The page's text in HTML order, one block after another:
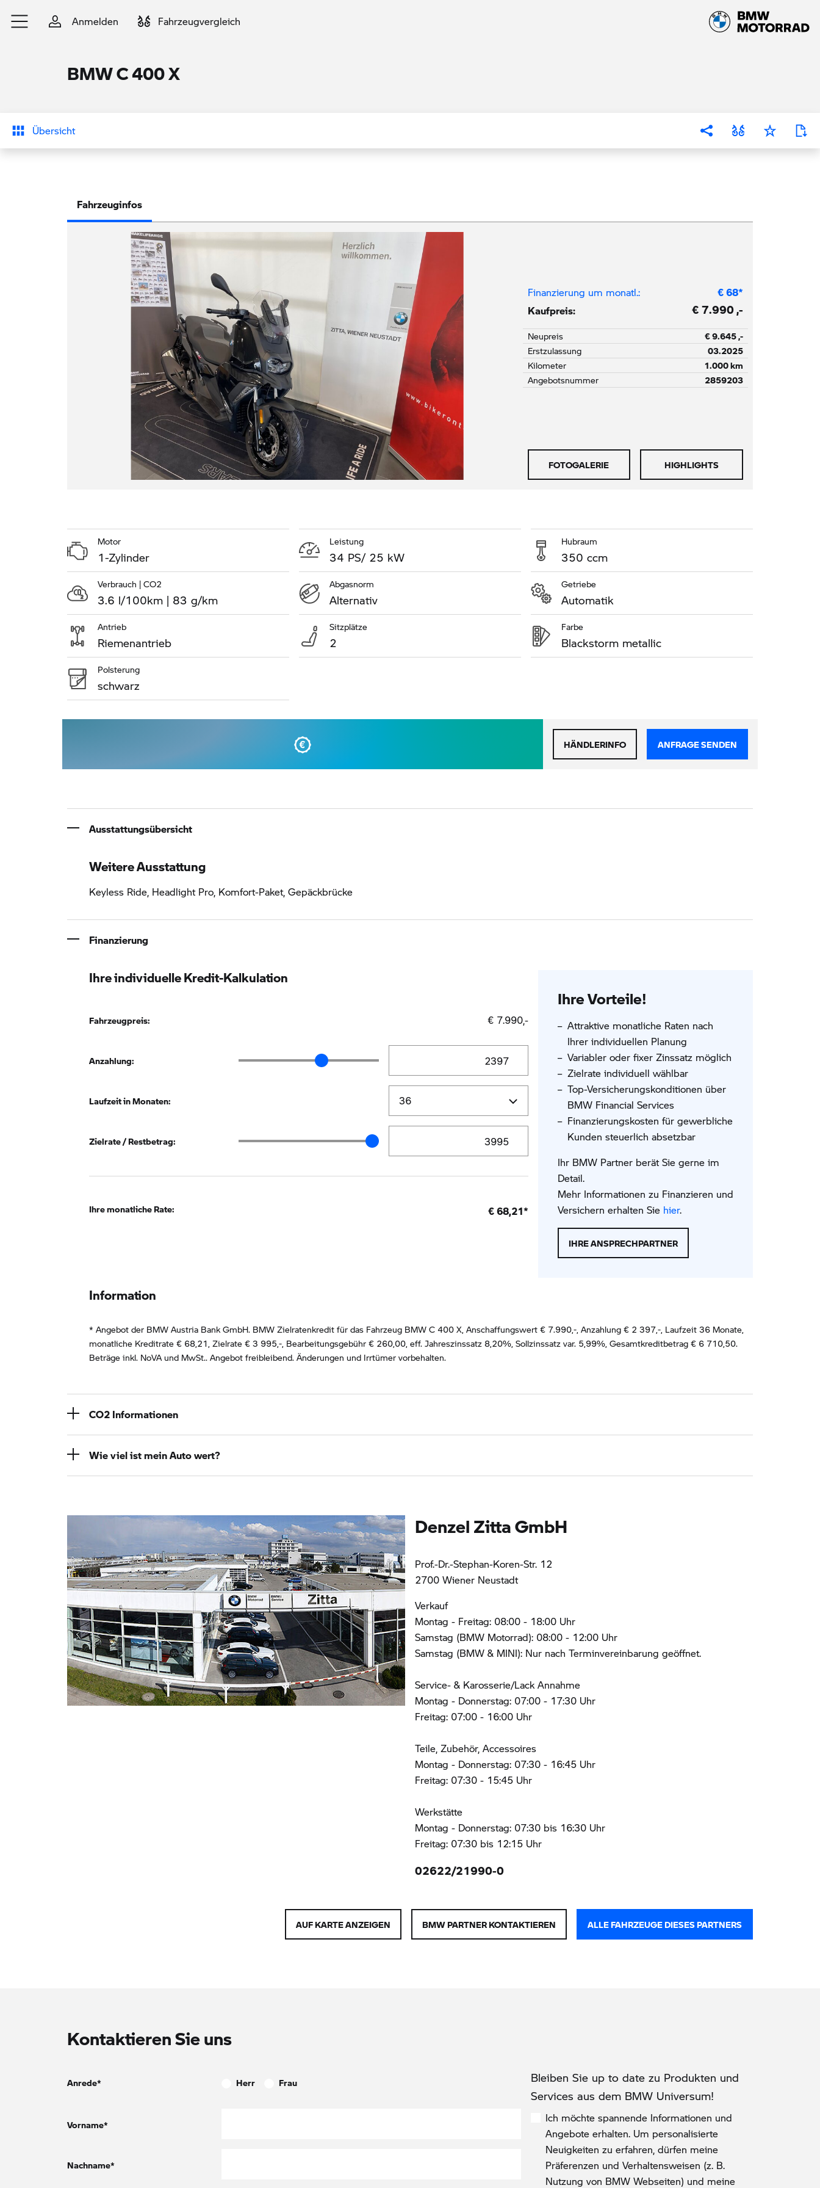
Zum Hauptinhalt springen
Anmelden Fahrzeugvergleich
BMW C 400 X
Übersicht
Fahrzeuginfos
Finanzierung um monatl.: €68*
Kaufpreis:
€ 7.990 ,-
Neupreis € 9.645 ,-
Erstzulassung 03.2025
Kilometer 1.000 km
Angebotsnummer 2859203
FOTOGALERIE HIGHLIGHTS
Motor
1-Zylinder
Leistung
34 PS/ 25 kW
Hubraum
350 ccm
Verbrauch | CO2
3.6 l/100km | 83 g/km
Abgasnorm
Alternativ
Getriebe
Automatik
Antrieb
Riemenantrieb
Sitzplätze
2
Farbe
Blackstorm metallic
Polsterung
schwarz
HÄNDLERINFO ANFRAGE SENDEN
Ausstattungsübersicht
Weitere Ausstattung
Keyless Ride, Headlight Pro, Komfort-Paket, Gepäckbrücke
Finanzierung
Ihre individuelle Kredit-Kalkulation
Fahrzeugpreis: € 7.990,-
Anzahlung: Anzahlung Schieberegler
Laufzeit in Monaten:
Zielrate / Restbetrag: Zielrate / Restbetrag Schieberegler
Ihre monatliche Rate: €68,21*
Information
* Angebot der BMW Austria Bank GmbH. BMW Zielratenkredit für das Fahrzeug BMW C 400 X, Anschaffungswert € 7.990,-, Anzahlung € 2 397,-, Laufzeit 36 Monate,
monatliche Kreditrate € 68,21, Zielrate € 3 995,-, Bearbeitungsgebühr € 260,00, eff. Jahreszinssatz 8,20%, Sollzinssatz var. 5,99%, Gesamtkreditbetrag € 6 710,50.
Beträge inkl. NoVA und MwSt.. Angebot freibleibend. Änderungen und Irrtümer vorbehalten.
Ihre Vorteile!
Attraktive monatliche Raten nach
Ihrer individuellen Planung
Variabler oder fixer Zinssatz möglich
Zielrate individuell wählbar
Top-Versicherungskonditionen über
BMW Financial Services
Finanzierungskosten für gewerbliche
Kunden steuerlich absetzbar
Ihr BMW Partner berät Sie gerne im
Detail.
Mehr Informationen zu Finanzieren und
Versichern erhalten Sie hier.
IHRE ANSPRECHPARTNER
CO2 Informationen
Wie viel ist mein Auto wert?
Denzel Zitta GmbH
Prof.-Dr.-Stephan-Koren-Str. 12
2700 Wiener Neustadt
Verkauf
Montag - Freitag: 08:00 - 18:00 Uhr
Samstag (BMW Motorrad): 08:00 - 12:00 Uhr
Samstag (BMW & MINI): Nur nach Terminvereinbarung geöffnet.
Service- & Karosserie/Lack Annahme
Montag - Donnerstag: 07:00 - 17:30 Uhr
Freitag: 07:00 - 16:00 Uhr
Teile, Zubehör, Accessoires
Montag - Donnerstag: 07:30 - 16:45 Uhr
Freitag: 07:30 - 15:45 Uhr
Werkstätte
Montag - Donnerstag: 07:30 bis 16:30 Uhr
Freitag: 07:30 bis 12:15 Uhr
02622/21990-0
AUF KARTE ANZEIGEN BMW PARTNER KONTAKTIEREN ALLE FAHRZEUGE DIESES PARTNERS
Kontaktieren Sie uns
Anrede* Herr Frau
Vorname*
Nachname*
Bleiben Sie up to date zu Produkten und
Services aus dem BMW Universum!
Ich möchte spannende Informationen und
Angebote erhalten. Um personalisierte
Neuigkeiten zu erfahren, dürfen meine
Präferenzen und Verhaltensweisen (z. B.
Nutzung von BMW Webseiten) und meine